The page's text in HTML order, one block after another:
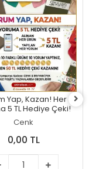
Yap, Kazan! Her
5 TL Hediye Çeki!
Cenk
0,00 TL